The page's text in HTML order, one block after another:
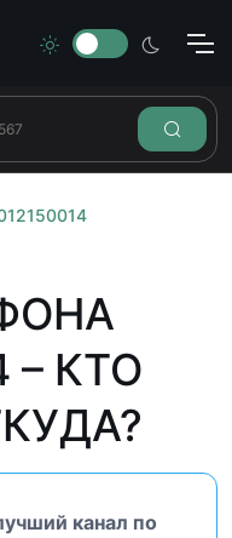
– КТО
канал по